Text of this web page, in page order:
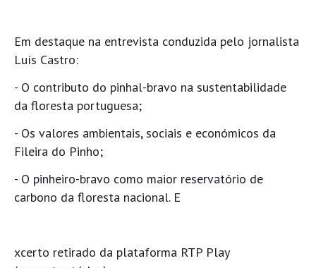
Em destaque na entrevista conduzida pelo jornalista
Luís Castro:
- O contributo do pinhal-bravo na sustentabilidade
da floresta portuguesa;
- Os valores ambientais, sociais e económicos da
Fileira do Pinho;
- O pinheiro-bravo como maior reservatório de
carbono da floresta nacional. E
xcerto retirado da plataforma RTP Play